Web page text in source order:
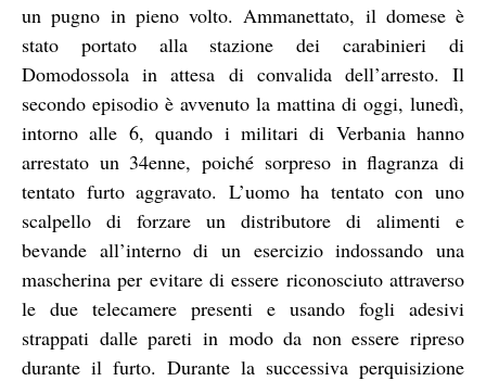
un pugno in pieno volto. Ammanettato, il domese è
stato portato alla stazione dei carabinieri di
Domodossola in attesa di convalida dell’arresto. Il
secondo episodio è avvenuto la mattina di oggi, lunedì,
intorno alle 6, quando i militari di Verbania hanno
arrestato un 34enne, poiché sorpreso in flagranza di
tentato furto aggravato. L’uomo ha tentato con uno
scalpello di forzare un distributore di alimenti e
bevande all’interno di un esercizio indossando una
mascherina per evitare di essere riconosciuto attraverso
le due telecamere presenti e usando fogli adesivi
strappati dalle pareti in modo da non essere ripreso
durante il furto. Durante la successiva perquisizione